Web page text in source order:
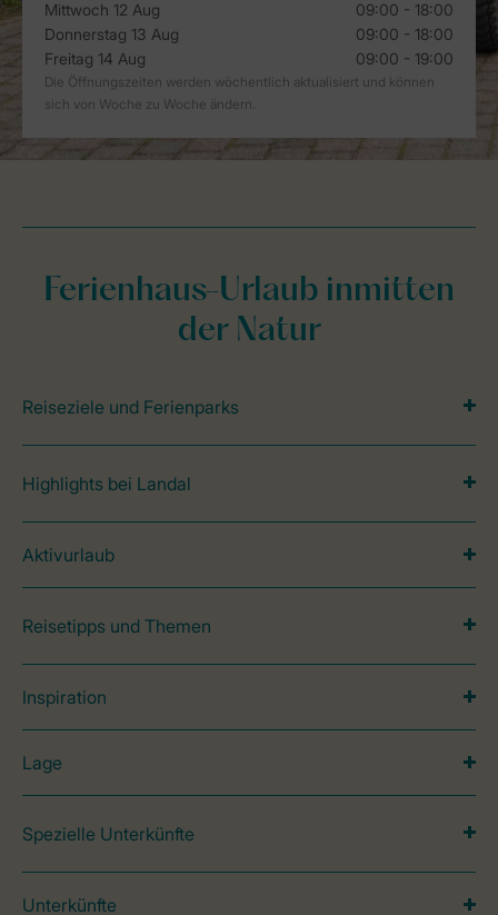
Ferienhaus-Urlaub inmitten
der Natur
Reiseziele und Ferienparks
Highlights bei Landal
Aktivurlaub
Reisetipps und Themen
Inspiration
Lage
Spezielle Unterkünfte
Unterkünfte